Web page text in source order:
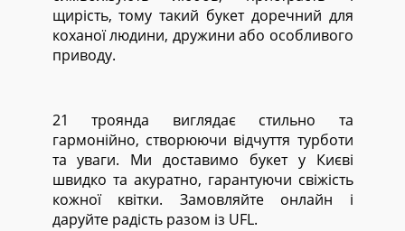
щирість, тому такий букет доречний для
коханої людини, дружини або особливого
приводу.
21 троянда виглядає стильно та
гармонійно, створюючи відчуття турботи
та уваги. Ми доставимо букет у Києві
швидко та акуратно, гарантуючи свіжість
кожної квітки. Замовляйте онлайн і
даруйте радість разом із UFL.